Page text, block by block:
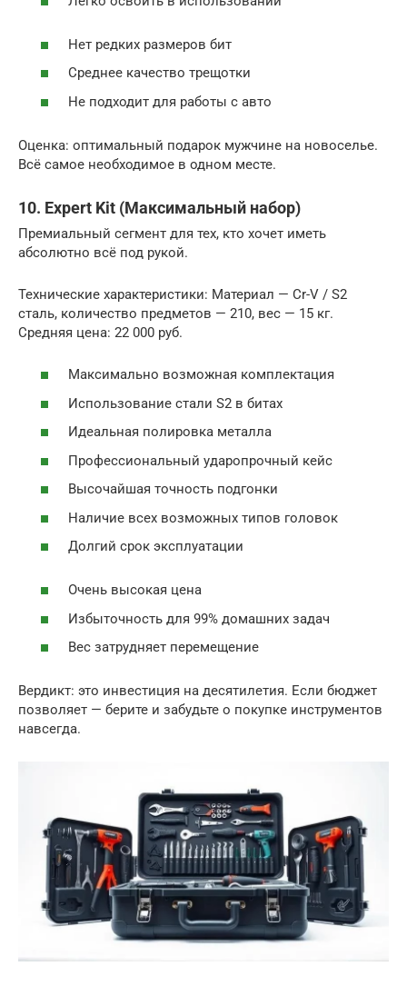
Нет редких размеров бит
Среднее качество трещотки
Не подходит для работы с авто
Оценка: оптимальный подарок мужчине на новоселье.
Всё самое необходимое в одном месте.
10. Expert Kit (Максимальный набор)
Премиальный сегмент для тех, кто хочет иметь
абсолютно всё под рукой.
Технические характеристики: Материал — Cr-V / S2
сталь, количество предметов — 210, вес — 15 кг.
Средняя цена: 22 000 руб.
Максимально возможная комплектация
Использование стали S2 в битах
Идеальная полировка металла
Профессиональный ударопрочный кейс
Высочайшая точность подгонки
Наличие всех возможных типов головок
Долгий срок эксплуатации
Очень высокая цена
Избыточность для 99% домашних задач
Вес затрудняет перемещение
Вердикт: это инвестиция на десятилетия. Если бюджет
позволяет — берите и забудьте о покупке инструментов
навсегда.